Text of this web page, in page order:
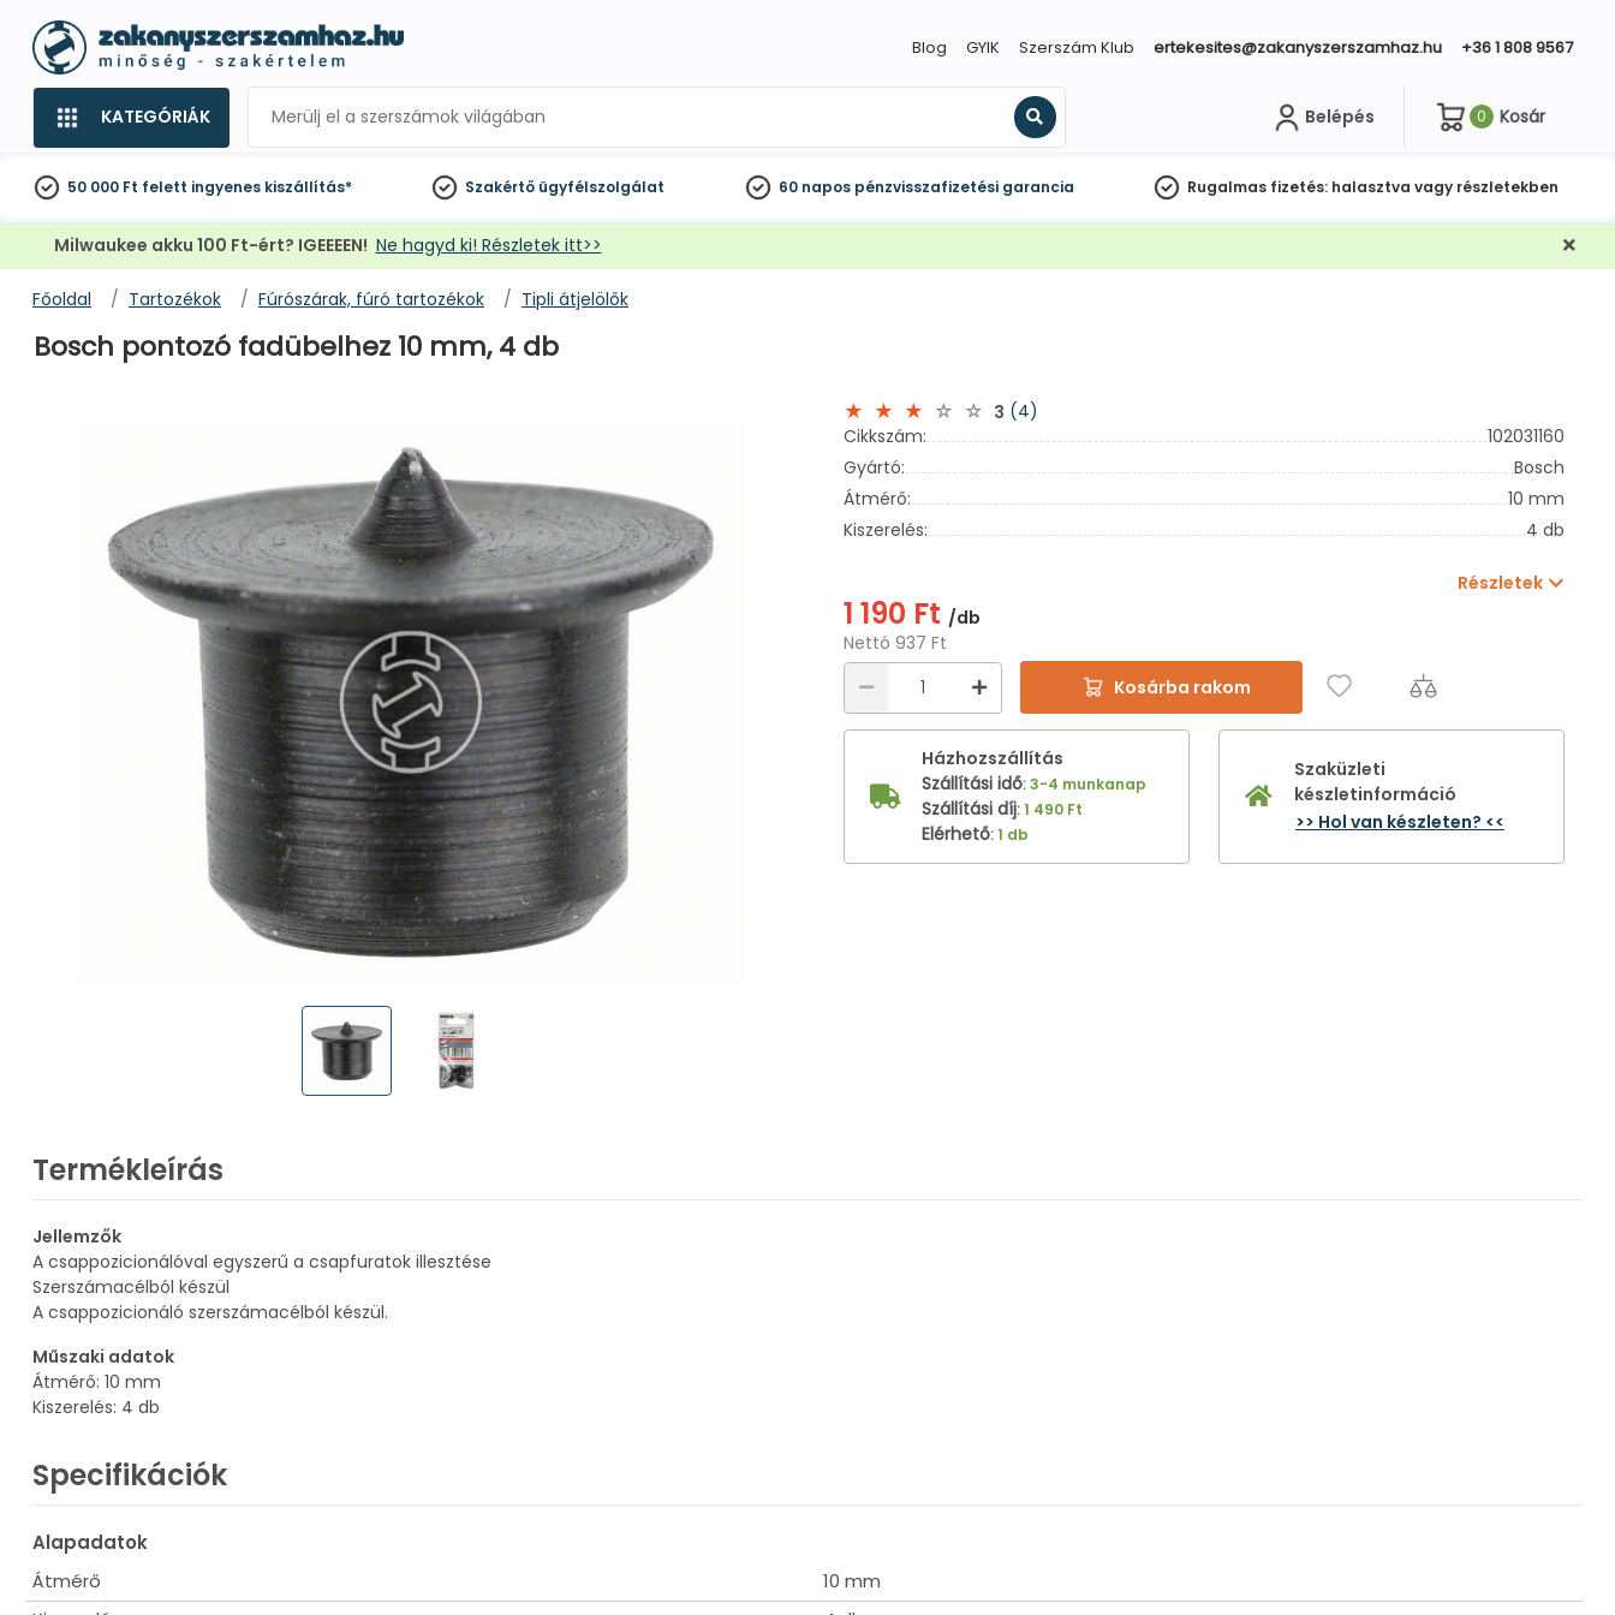
Blog GYIK Szerszám Klub ertekesites@zakanyszerszamhaz.hu +36 1 808 9567
KATEGÓRIÁK
Keresés
Belépés 0 Kosár
50 000 Ft felett ingyenes kiszállítás* Szakértő ügyfélszolgálat 60 napos pénzvisszafizetési garancia Rugalmas fizetés: halasztva vagy részletekben
Milwaukee akku 100 Ft-ért? IGEEEEN! Ne hagyd ki! Részletek itt>>
Főoldal Tartozékok Fúrószárak, fúró tartozékok Tipli átjelölők
Bosch pontozó fadübelhez 10 mm, 4 db
3 (4)
Cikkszám:
102031160
Gyártó:
Bosch
Átmérő:
10 mm
Kiszerelés:
4 db
Részletek
1 190 Ft /db
Nettó 937 Ft
Kosárba rakom
Házhozszállítás
Szállítási idő:3-4 munkanap
Szállítási díj:1 490 Ft
Elérhető:1 db
Szaküzleti
készletinformáció
>> Hol van készleten? <<
Termékleírás
Jellemzők
A csappozicionálóval egyszerű a csapfuratok illesztése
Szerszámacélból készül
A csappozicionáló szerszámacélból készül.
Műszaki adatok
Átmérő: 10 mm
Kiszerelés: 4 db
Specifikációk
Alapadatok
Átmérő
10 mm